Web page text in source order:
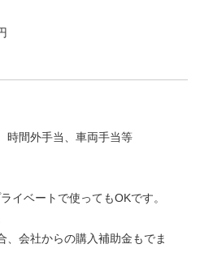
間外手当、車両手当等
ベートで使ってもOKです。
、会社からの購入補助金もでま